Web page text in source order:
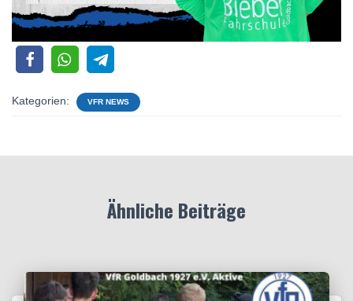
Kategorien: VFR NEWS
Ähnliche Beiträge